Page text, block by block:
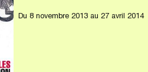
Du 8 novembre 2013 au 27 avril 2014